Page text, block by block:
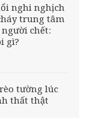
nghi nghịch
trung tâm
chết:
gì?
tường lúc
thất thật